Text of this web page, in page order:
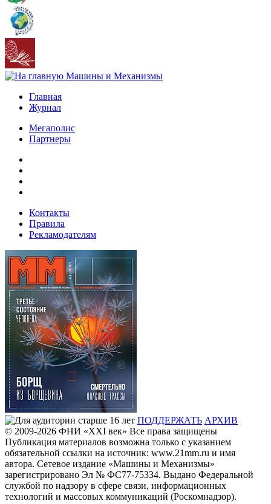
Главная
Журнал
Мегаполис
Партнеры
Контакты
Правила
Рекламодателям
ПОДДЕРЖАТЬ АРХИВ
© 2009-2026 ФHИ «XXI век» Все права защищены
Публикация материалов возможна только с указанием
обязательной ссылки на источник: www.21mm.ru и имя
автора. Сетевое издание «Машины и Механизмы»
зарегистрировано Эл № ФС77-75334. Выдано Федеральной
службой по надзору в сфере связи, информационных
технологий и массовых коммуникаций (Роскомнадзор).